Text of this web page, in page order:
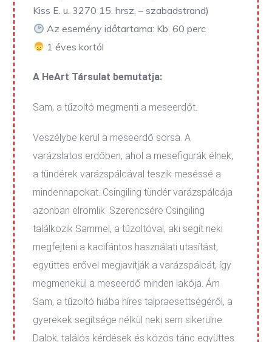
Kiss E. u. 3270 15. hrsz. – szabadstrand)
Az esemény időtartama: Kb. 60 perc
1 éves kortól
A HeArt Társulat bemutatja:
Sam, a tűzoltó megmenti a meseerdőt.
Veszélybe kerül a meseerdő sorsa. A
varázslatos erdőben, ahol a mesefigurák élnek,
a tündérek varázspálcával teszik meséssé a
mindennapokat. Csingiling tündér varázspálcája
azonban elromlik. Szerencsére Csingiling
találkozik Sammel, a tűzoltóval, aki segít neki
megfejteni a kacifántos használati utasítást,
együttes erővel megjavítják a varázspálcát, így
megmenekül a meseerdő minden lakója. Ám
Sam, a tűzoltó hiába híres talpraesettségéről, a
gyerekek segítsége nélkül neki sem sikerülne.
Dalok, találós kérdések és közös tánc együttes